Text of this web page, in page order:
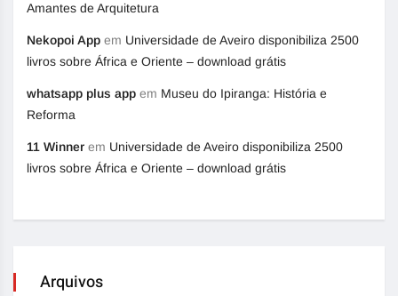
Amantes de Arquitetura
Nekopoi App em Universidade de Aveiro disponibiliza 2500
livros sobre África e Oriente – download grátis
whatsapp plus app em Museu do Ipiranga: História e
Reforma
11 Winner em Universidade de Aveiro disponibiliza 2500
livros sobre África e Oriente – download grátis
Arquivos